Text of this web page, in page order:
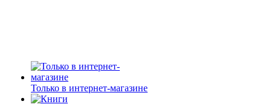
Только в интернет-магазине